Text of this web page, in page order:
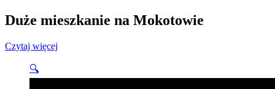
Duże mieszkanie na Mokotowie
Czytaj więcej
🔍